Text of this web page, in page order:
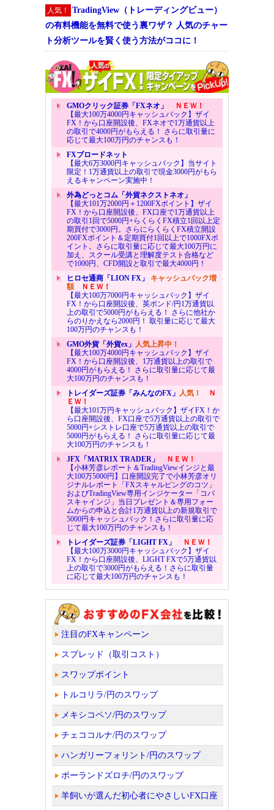
人気！
TradingView（トレーディングビュー）
の有料機能を無料で使う裏ワザ？ 人気のチャー
ト分析ツールを賢く使う方法がココに！
GMOクリック証券「FXネオ」
ＮＥＷ！
【最大100万4000円キャッシュバック】ザイ
FX！から口座開設後、FXネオで1万通貨以上
の取引で4000円がもらえる！ さらに取引量に
応じて最大100万円のチャンスも！
FXブロードネット
【最大6万3000円キャッシュバック】当サイト
限定！1万通貨以上の取引で現金3000円がもら
えるキャンペーン実施中！
外為どっとコム「外貨ネクストネオ」
【最大101万2000円＋1200FXポイント】ザイ
FX！から口座開設後、FX口座で1万通貨以上
の取引1回で5000円+らくらくFX積立1回以上定
期買付で3000円。さらにらくらくFX積立開設
200FXポイント＆定期買付1回以上で1000FXポ
イント。さらに取引量に応じて最大100万円に
加え、スクール受講と理解度テスト合格など
で1000円、CFD開設と取引で最大4000円！
ヒロセ通商「LION FX」 キャッシュバック増
額ＮＥＷ！
【最大100万7000円キャッシュバック】ザイ
FX！から口座開設後、英ポンド/円1万通貨以
上の取引で5000円がもらえる！ さらに他社か
らのりかえなら2000円！ 取引量に応じて最大
100万円のチャンスも！
GMO外貨「外貨ex」 人気上昇中！
【最大100万4000円キャッシュバック】ザイ
FX！から口座開設後、1万通貨以上の取引で
4000円がもらえる！ さらに取引量に応じて最
大100万円のチャンスも！
トレイダーズ証券「みんなのFX」 人気！
Ｎ
ＥＷ！
【最大101万円キャッシュバック】ザイFX！か
ら口座開設後、FX口座で5万通貨以上の取引で
5000円+シストレ口座で5万通貨以上の取引で
5000円がもらえる！ さらに取引量に応じて最
大100万円のチャンスも！
JFX「MATRIX TRADER」
ＮＥＷ！
【小林芳彦レポート＆TradingViewインジと最
大100万5000円】口座開設完了で小林芳彦オリ
ジナルレポート「FXスキャルピングのコツ」
およびTradingView専用インジケーター「コバ
スキャインジ」当日プレゼント＆専用フォー
ムからの申込と合計1万通貨以上の新規取引で
5000円キャッシュバック！さらに取引量に応
じて最大100万円のチャンスも！
トレイダーズ証券「LIGHT FX」
ＮＥＷ！
【最大100万3000円キャッシュバック】ザイ
FX！から口座開設後、LIGHT FXで5万通貨以
上の取引で3000円がもらえる！さらに取引量
に応じて最大100万円のチャンスも！
注目のFXキャンペーン
スプレッド（取引コスト）
スワップポイント
トルコリラ/円のスワップ
メキシコペソ/円のスワップ
チェココルナ/円のスワップ
ハンガリーフォリント/円のスワップ
ポーランドズロチ/円のスワップ
羊飼いが選んだ初心者にやさしいFX口座